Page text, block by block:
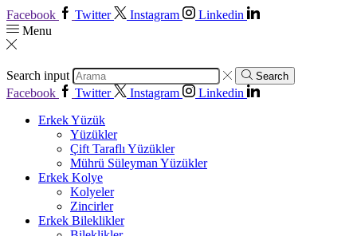
Facebook Twitter Instagram
Linkedin
Menu
Search input Search
Facebook Twitter Instagram
Linkedin
Erkek Yüzük
Yüzükler
Çift Taraflı Yüzükler
Mührü Süleyman Yüzükler
Erkek Kolye
Kolyeler
Zincirler
Erkek Bileklikler